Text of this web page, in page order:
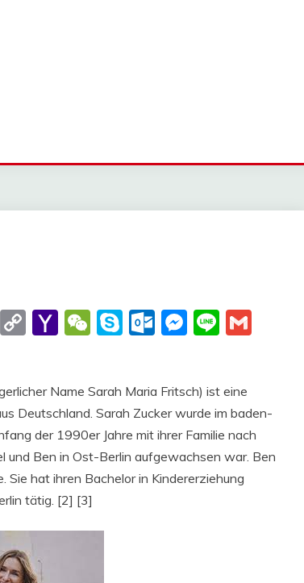
Blogger
CopyYahoo
WeChat
SkypeOutlook.com
Messenger
Line
Name Sarah Maria Fritsch) ist eine
Deutschland. Sarah Zucker wurde im baden-
der 1990er Jahre mit ihrer Familie nach
und Ben in Ost-Berlin aufgewachsen war. Ben
Sie hat ihren Bachelor in Kindererziehung
tätig. [2] [3]